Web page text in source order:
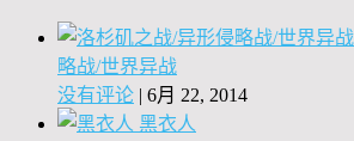
略战/世界异战
没有评论 | 6月 22, 2014
黑衣人